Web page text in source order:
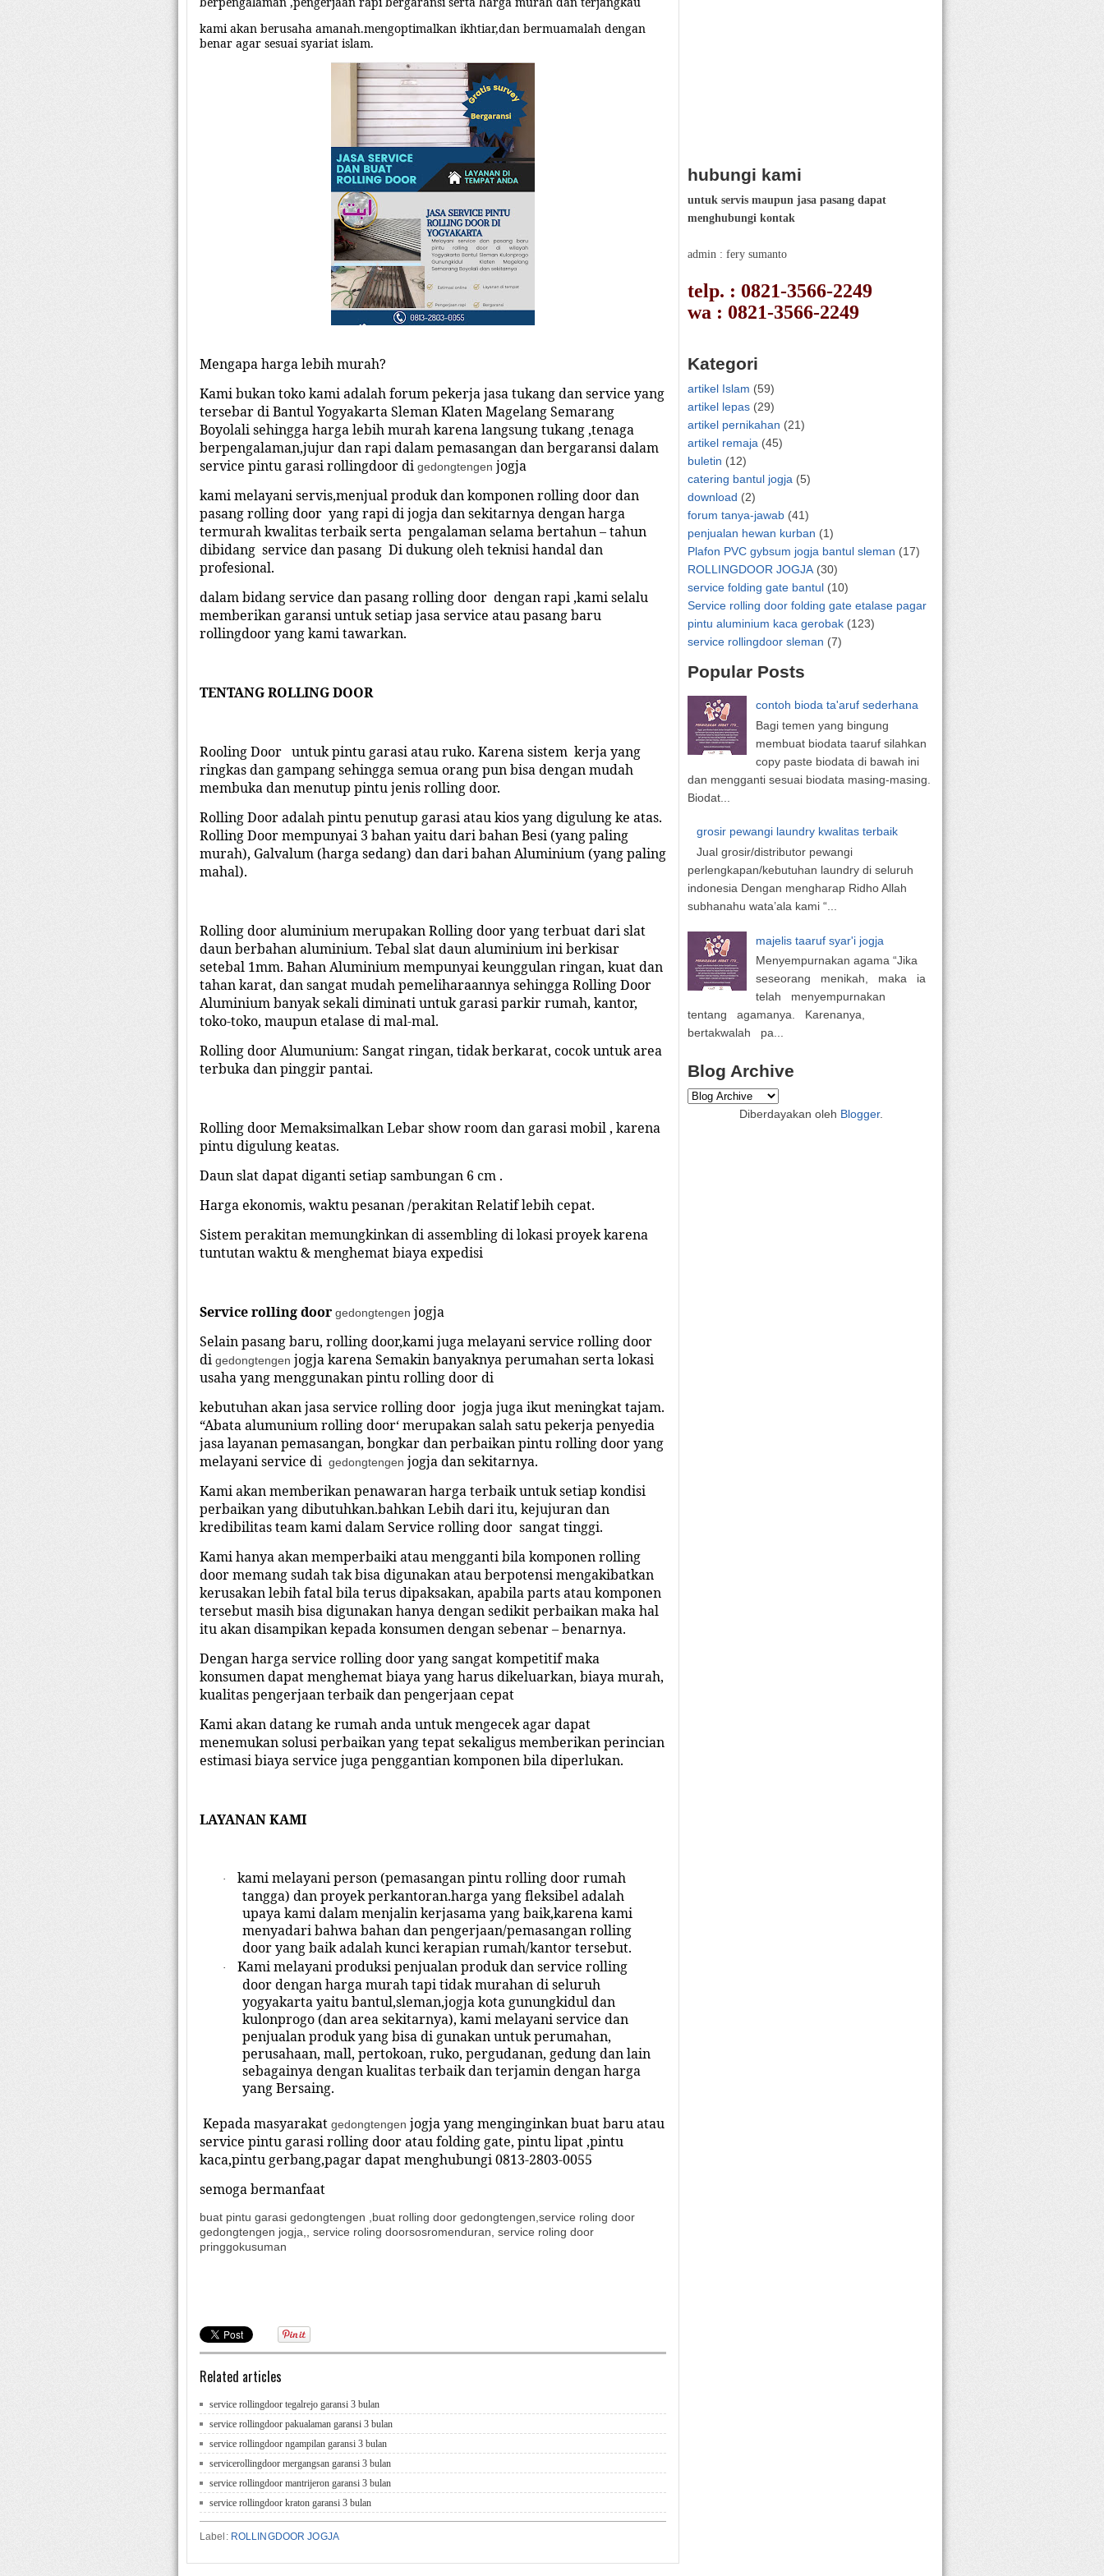
kami akan berusaha amanah.mengoptimalkan ikhtiar,dan bermuamalah dengan
benar agar sesuai syariat islam.
Mengapa harga lebih murah?
Kami bukan toko kami adalah forum pekerja jasa tukang dan service yang
tersebar di Bantul Yogyakarta Sleman Klaten Magelang Semarang
Boyolali sehingga harga lebih murah karena langsung tukang ,tenaga
berpengalaman,jujur dan rapi dalam pemasangan dan bergaransi dalam
service pintu garasi rollingdoor di gedongtengen jogja
kami melayani servis,menjual produk dan komponen rolling door dan
pasang rolling door yang rapi dijogjadan sekitarnya dengan harga
termurah kwalitas terbaik serta pengalaman selama bertahun – tahun
dibidang service dan pasang Di dukung oleh teknisi handal dan
profesional.
dalam bidang service dan pasang rolling door dengan rapi ,kami selalu
memberikan garansi untuk setiap jasa service atau pasang baru
rollingdoor yang kami tawarkan.
TENTANG ROLLINGDOOR
Rooling Door untuk pintu garasi atau ruko. Karena sistem kerja yang
ringkas dan gampang sehingga semua orang pun bisa dengan mudah
membuka dan menutup pintu jenis rolling door.
Rolling Door adalah pintu penutup garasi atau kios yang digulung ke atas.
Rolling Door mempunyai 3 bahan yaitu dari bahan Besi (yang paling
murah), Galvalum (harga sedang) dan dari bahan Aluminium (yang paling
mahal).
Rolling door aluminium merupakan Rolling door yang terbuat dari slat
daun berbahan aluminium. Tebal slat daun aluminium ini berkisar
setebal 1mm. Bahan Aluminium mempunyai keunggulan ringan, kuat dan
tahan karat, dan sangat mudah pemeliharaannya sehingga Rolling Door
Aluminium banyak sekali diminati untuk garasi parkir rumah, kantor,
toko-toko, maupun etalase di mal-mal.
Rolling door Alumunium: Sangat ringan, tidak berkarat, cocok untuk area
terbuka dan pinggir pantai.
Rolling door Memaksimalkan Lebar show room dan garasi mobil , karena
pintu digulung keatas.
Daun slat dapat diganti setiap sambungan 6 cm .
Harga ekonomis, waktu pesanan /perakitan Relatif lebih cepat.
Sistem perakitan memungkinkan di assembling di lokasi proyek karena
tuntutan waktu & menghemat biaya expedisi
Service rollingdoor gedongtengen jogja
Selain pasang baru, rolling door,kami juga melayani service rolling door
di gedongtengen jogjakarena Semakin banyaknya perumahan serta lokasi
usaha yang menggunakan pintu rolling door di
kebutuhan akan jasa service rolling door jogjajuga ikut meningkat tajam.
“Abata alumunium rolling door‘ merupakan salah satu pekerja penyedia
jasa layanan pemasangan, bongkar dan perbaikan pintu rolling door yang
melayani service di gedongtengen jogjadan sekitarnya.
Kami akan memberikan penawaran harga terbaik untuk setiap kondisi
perbaikan yang dibutuhkan.bahkan Lebih dari itu, kejujuran dan
kredibilitas team kami dalam Service rolling door sangat tinggi.
Kami hanya akan memperbaiki atau mengganti bila komponen rolling
door memang sudah tak bisa digunakan atau berpotensi mengakibatkan
kerusakan lebih fatal bila terus dipaksakan, apabila parts atau komponen
tersebut masih bisa digunakan hanya dengan sedikit perbaikan maka hal
itu akan disampikan kepada konsumen dengan sebenar – benarnya.
Dengan harga service rolling door yang sangat kompetitif maka
konsumen dapat menghemat biaya yang harus dikeluarkan, biaya murah,
kualitas pengerjaan terbaik dan pengerjaan cepat
Kami akan datang ke rumah anda untuk mengecek agar dapat
menemukan solusi perbaikan yang tepat sekaligus memberikan perincian
estimasi biaya service juga penggantian komponen bila diperlukan.
LAYANAN KAMI
·
kami melayani person (pemasangan pintu rolling door rumah
tangga) dan proyek perkantoran.harga yang fleksibel adalah
upaya kami dalam menjalin kerjasama yang baik,karena kami
menyadari bahwa bahan dan pengerjaan/pemasangan rolling
door yang baik adalah kunci kerapian rumah/kantor tersebut.
·
Kami melayani produksi penjualan produk dan service rolling
door dengan harga murah tapi tidak murahan di seluruh
yogyakarta yaitu bantul,sleman,jogja kota gunungkidul dan
kulonprogo (dan area sekitarnya), kami melayani service dan
penjualan produk yang bisa di gunakan untuk perumahan,
perusahaan, mall, pertokoan, ruko, pergudanan, gedung dan lain
sebagainya dengan kualitas terbaik dan terjamin dengan harga
yang Bersaing.
Kepada masyarakat gedongtengen jogja yang menginginkan buat baru atau
service pintu garasi rolling door atau folding gate, pintu lipat ,pintu
kaca,pintu gerbang,pagardapat menghubungi0813-2803-0055
semoga bermanfaat
buat pintu garasi gedongtengen ,buat rolling door gedongtengen,service roling door
gedongtengen jogja,, service roling doorsosromenduran, service roling door
pringgokusuman
Related articles
service rollingdoor tegalrejo garansi 3 bulan
service rollingdoor pakualaman garansi 3 bulan
service rollingdoor ngampilan garansi 3 bulan
servicerollingdoor mergangsan garansi 3 bulan
service rollingdoor mantrijeron garansi 3 bulan
service rollingdoor kraton garansi 3 bulan
Label: ROLLINGDOOR JOGJA
hubungi kami
untuk servis maupun jasa pasang dapat
menghubungi kontak
admin : fery sumanto
telp. : 0821-3566-2249
wa : 0821-3566-2249
Kategori
artikel Islam (59)
artikel lepas (29)
artikel pernikahan (21)
artikel remaja (45)
buletin (12)
catering bantul jogja (5)
download (2)
forum tanya-jawab (41)
penjualan hewan kurban (1)
Plafon PVC gybsum jogja bantul sleman (17)
ROLLINGDOOR JOGJA (30)
service folding gate bantul (10)
Service rolling door folding gate etalase pagar
pintu aluminium kaca gerobak (123)
service rollingdoor sleman (7)
Popular Posts
contoh bioda ta'aruf sederhana
Bagi temen yang bingung
membuat biodata taaruf silahkan
copy paste biodata di bawah ini
dan mengganti sesuai biodata masing-masing.
Biodat...
grosir pewangi laundry kwalitas terbaik
Jual grosir/distributor pewangi
perlengkapan/kebutuhan laundry di seluruh
indonesia Dengan mengharap Ridho Allah
subhanahu wata’ala kami “...
majelis taaruf syar'i jogja
Menyempurnakan agama “Jika
seseorang menikah, maka ia
telah menyempurnakan
tentang agamanya. Karenanya,
bertakwalah pa...
Blog Archive
Diberdayakan oleh Blogger.